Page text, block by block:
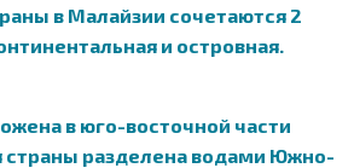
в Малайзии сочетаются 2
и островная.
в юго-восточной части
страны разделена водами Южно-